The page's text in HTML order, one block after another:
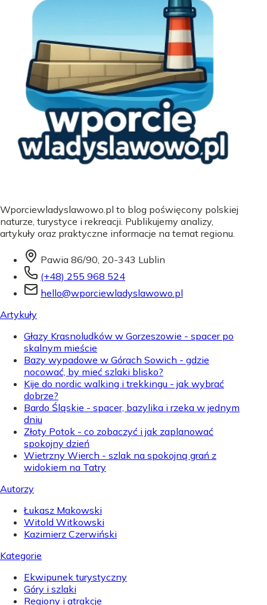
Wporciewladyslawowo.pl to blog poświęcony polskiej
naturze, turystyce i rekreacji. Publikujemy analizy,
artykuły oraz praktyczne informacje na temat regionu.
Pawia 86/90, 20-343 Lublin
(+48) 255 968 524
hello@wporciewladyslawowo.pl
Artykuły
Głazy Krasnoludków w Gorzeszowie - spacer po
skalnym mieście
Bazy wypadowe w Górach Sowich - gdzie
nocować, by mieć szlaki blisko?
Kije do nordic walking i trekkingu - jak wybrać
dobrze?
Bardo Śląskie - spacer, bazylika i rzeka w jednym
dniu
Złoty Potok - co zobaczyć i jak zaplanować
spokojny dzień
Wietrzny Wierch - szlak na spokojną grań z
widokiem na Tatry
Autorzy
Łukasz Makowski
Witold Witkowski
Kazimierz Czerwiński
Kategorie
Ekwipunek turystyczny
Góry i szlaki
Regiony i atrakcje